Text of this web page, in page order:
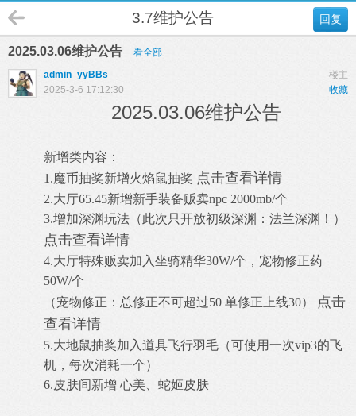
回复
3.7维护公告
2025.03.06维护公告
看全部
楼主
admin_yyBBs
收藏
2025-3-6 17:12:30
2025.03.06维护公告
新增类内容：
1.魔币抽奖新增火焰鼠抽奖 点击查看详情
2.大厅65.45新增新手装备贩卖npc 2000mb/个
3.增加深渊玩法（此次只开放初级深渊：法兰深渊！）
点击查看详情
4.大厅特殊贩卖加入坐骑精华30W/个，宠物修正药
50W/个
（宠物修正：总修正不可超过50 单修正上线30）
点击
查看详情
5.大地鼠抽奖加入道具飞行羽毛（可使用一次vip3的飞
机，每次消耗一个）
6.皮肤间新增 心美、蛇姬皮肤